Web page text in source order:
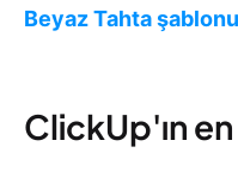
Beyaz Tahta
ClickUp'ın